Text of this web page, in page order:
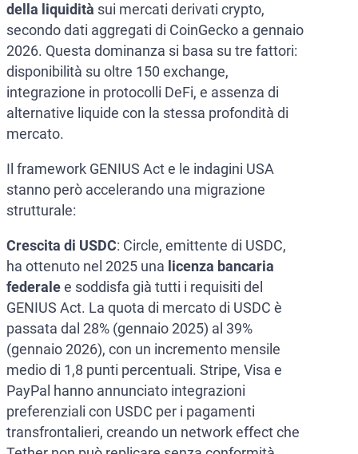
della liquidità sui mercati derivati crypto,
secondo dati aggregati di CoinGecko a gennaio
2026. Questa dominanza si basa su tre fattori:
disponibilità su oltre 150 exchange,
integrazione in protocolli DeFi, e assenza di
alternative liquide con la stessa profondità di
mercato.
Il framework GENIUS Act e le indagini USA
stanno però accelerando una migrazione
strutturale:
Crescita di USDC: Circle, emittente di USDC,
ha ottenuto nel 2025 una licenza bancaria
federalee soddisfa già tutti i requisiti del
GENIUS Act. La quota di mercato di USDC è
passata dal 28% (gennaio 2025) al 39%
(gennaio 2026), con un incremento mensile
medio di 1,8 punti percentuali. Stripe, Visa e
PayPal hanno annunciato integrazioni
preferenziali con USDC per i pagamenti
transfrontalieri, creando un network effect che